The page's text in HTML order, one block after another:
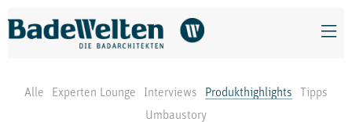
Alle Experten Lounge Interviews Produkthighlights
Tipps
Umbaustory